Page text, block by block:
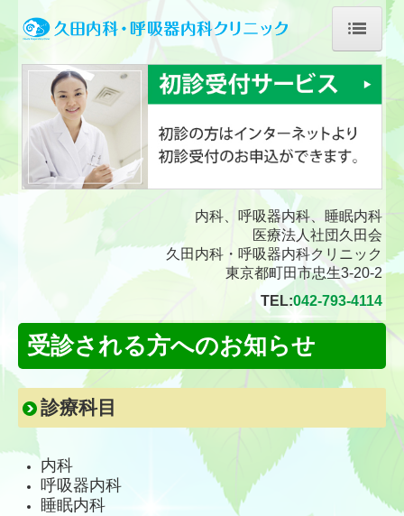
ホーム
医師の紹介
診療案内
地域の先生方へ
オンライン診療の流れ
学会発表実績
地図、交通案内
受診される方へ
採用情報
内科、呼吸器内科、睡眠内科
医療法人社団久田会
久田内科・呼吸器内科クリニック
東京都町田市忠生3-20-2
TEL:042-793-4114
受診される方へのお知らせ
診療科目
内科
呼吸器内科
睡眠内科